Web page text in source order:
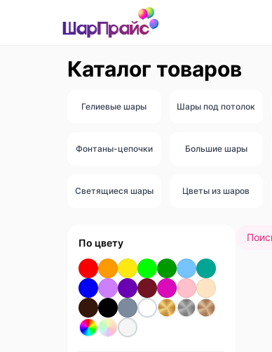
Каталог товаров
Гелиевые шары Шары под потолок
Фонтаны-цепочки Большие шары
Светящиеся шары Цветы из шаров
По цвету